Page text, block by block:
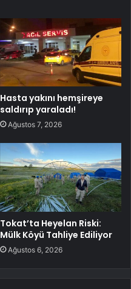
Hasta yakını hemşireye
saldırıp yaraladı!
Ağustos 7, 2026
Tokat’ta Heyelan Riski:
Mülk Köyü Tahliye Ediliyor
Ağustos 6, 2026